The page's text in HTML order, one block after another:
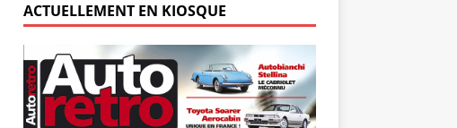
ACTUELLEMENT EN KIOSQUE